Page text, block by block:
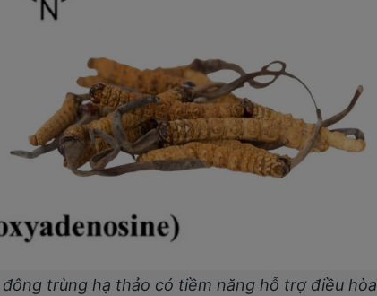
trùng hạ thảo có tiềm năng hỗ trợ điều hòa